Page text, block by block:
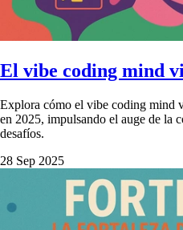
El vibe coding mind
Explora cómo el vibe coding mind
en 2025, impulsando el auge de la
desafíos.
28 Sep 2025